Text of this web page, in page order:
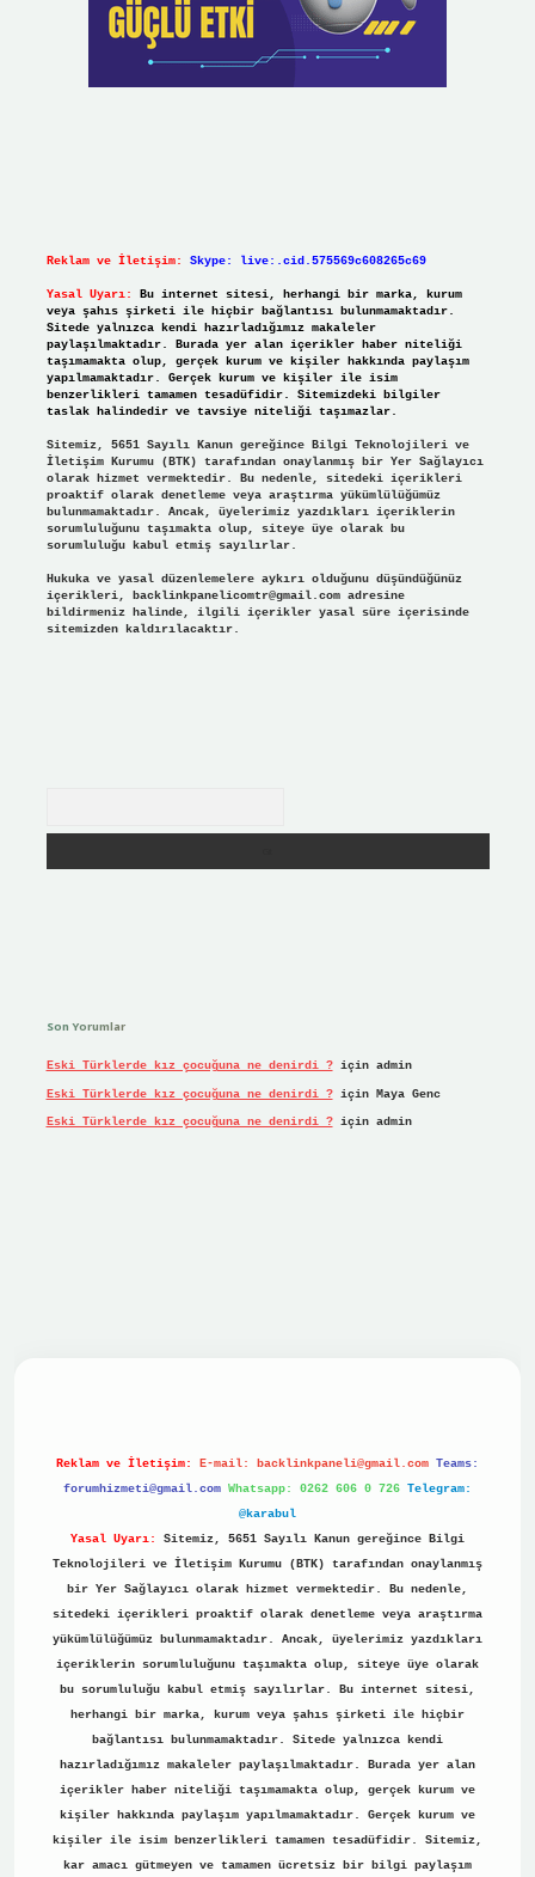
Reklam ve İletişim: Skype: live:.cid.575569c608265c69
Yasal Uyarı:
Bu internet sitesi, herhangi bir marka, kurum
veya şahıs şirketi ile hiçbir bağlantısı bulunmamaktadır.
Sitede yalnızca kendi hazırladığımız makaleler
paylaşılmaktadır. Burada yer alan içerikler haber niteliği
taşımamakta olup, gerçek kurum ve kişiler hakkında paylaşım
yapılmamaktadır. Gerçek kurum ve kişiler ile isim
benzerlikleri tamamen tesadüfidir. Sitemizdeki bilgiler
taslak halindedir ve tavsiye niteliği taşımazlar.
Sitemiz, 5651 Sayılı Kanun gereğince Bilgi Teknolojileri ve
İletişim Kurumu (BTK) tarafından onaylanmış bir Yer Sağlayıcı
olarak hizmet vermektedir. Bu nedenle, sitedeki içerikleri
proaktif olarak denetleme veya araştırma yükümlülüğümüz
bulunmamaktadır. Ancak, üyelerimiz yazdıkları içeriklerin
sorumluluğunu taşımakta olup, siteye üye olarak bu
sorumluluğu kabul etmiş sayılırlar.
Hukuka ve yasal düzenlemelere aykırı olduğunu düşündüğünüz
içerikleri, backlinkpanelicomtr@gmail.comadresine
bildirmeniz halinde, ilgili içerikler yasal süre içerisinde
sitemizden kaldırılacaktır.
Son Yorumlar
Eski Türklerde kız çocuğuna ne denirdi ?için admin
Eski Türklerde kız çocuğuna ne denirdi ?için Maya Genc
Eski Türklerde kız çocuğuna ne denirdi ?için admin
Reklam ve İletişim: E-mail: backlinkpaneli@gmail.com Teams:
forumhizmeti@gmail.com Whatsapp: 0262 606 0 726 Telegram:
@karabul
Yasal Uyarı:
Sitemiz, 5651 Sayılı Kanun gereğince Bilgi
Teknolojileri ve İletişim Kurumu (BTK) tarafından onaylanmış
bir Yer Sağlayıcı olarak hizmet vermektedir. Bu nedenle,
sitedeki içerikleri proaktif olarak denetleme veya araştırma
yükümlülüğümüz bulunmamaktadır. Ancak, üyelerimiz yazdıkları
içeriklerin sorumluluğunu taşımakta olup, siteye üye olarak
bu sorumluluğu kabul etmiş sayılırlar. Bu internet sitesi,
herhangi bir marka, kurum veya şahıs şirketi ile hiçbir
bağlantısı bulunmamaktadır. Sitede yalnızca kendi
hazırladığımız makaleler paylaşılmaktadır. Burada yer alan
içerikler haber niteliği taşımamakta olup, gerçek kurum ve
kişiler hakkında paylaşım yapılmamaktadır. Gerçek kurum ve
kişiler ile isim benzerlikleri tamamen tesadüfidir. Sitemiz,
kar amacı gütmeyen ve tamamen ücretsiz bir bilgi paylaşım